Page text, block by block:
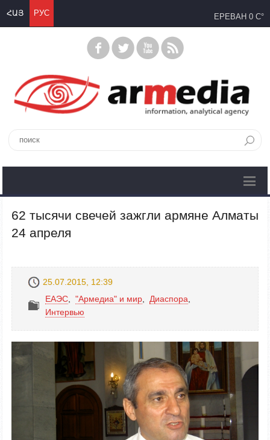
ՀԱՅ РУС ЕРЕВАН 0 C°
62 тысячи свечей зажгли армяне Алматы
24 апреля
25.07.2015, 12:39
ЕАЭС
"Армедиа" и мир Диаспора
Интервью